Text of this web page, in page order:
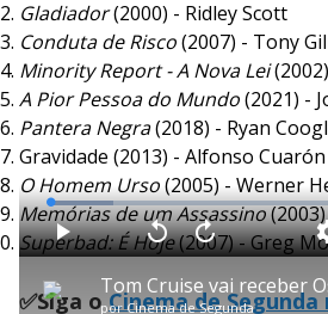
Gladiador(2000) - Ridley Scott
Conduta de Risco(2007) - Tony
Minority Report - A Nova Lei
A Pior Pessoa do Mundo(2021) -
Pantera Negra(2018) - Ryan
Gravidade (2013) - Alfonso Cuarón
O Homem Urso(2005) - Werner
Memórias de um Assassino
Superbad: É Hoje(2007) - Greg
P
porCinema de Segunda
P V
a
A
n
ç
L
o
a
d
e
✅Siga oCinema de